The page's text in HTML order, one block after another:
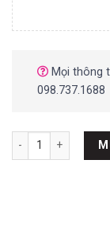
Mọi thông
098.737.1688
Ngàm M42 cho